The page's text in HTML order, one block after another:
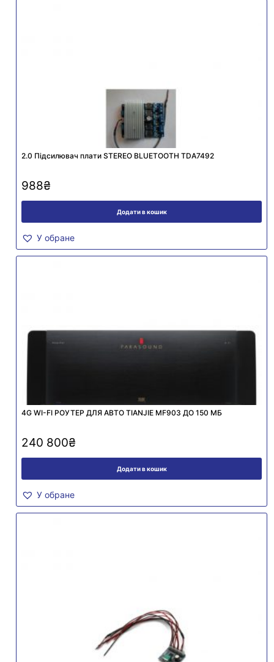
2.0 Підсилювач плати STEREO BLUETOOTH TDA7492
988₴
Додати в кошик
У обране
4G WI-FI РОУТЕР ДЛЯ АВТО TIANJIE MF903 ДО 150 МБ
240 800₴
Додати в кошик
У обране